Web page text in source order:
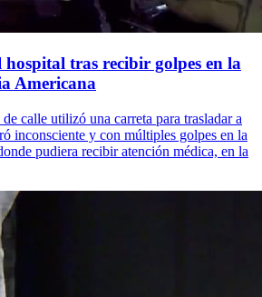
tras recibir golpes en la
Americana
calle utilizó una carreta para trasladar a
inconsciente y con múltiples golpes en la
pudiera recibir atención médica, en la